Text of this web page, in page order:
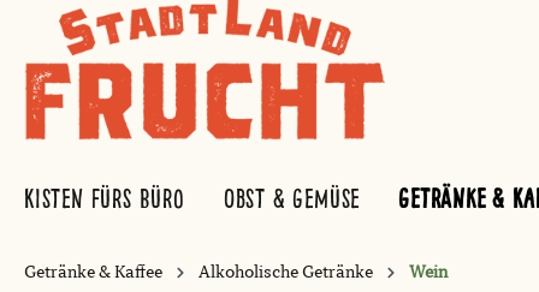
Kisten fürs Büro Obst & Gemüse Getränke &
Getränke & Kaffee Alkoholische Getränke Wein